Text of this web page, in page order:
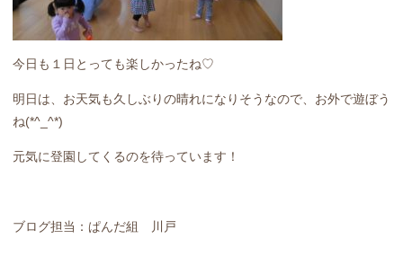
今日も１日とっても楽しかったね♡
明日は、お天気も久しぶりの晴れになりそうなので、お外で遊ぼう
ね(*^_^*)
元気に登園してくるのを待っています！
ブログ担当：ぱんだ組 川戸